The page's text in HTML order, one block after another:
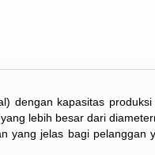
dengan kapasitas produksi
lebih besar dari
yang jelas bagi pelanggan